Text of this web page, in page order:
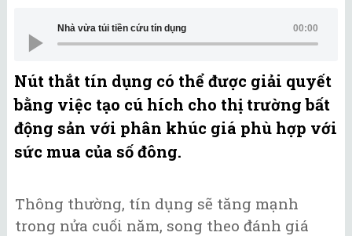
00:00
Nhà vừa túi tiền cứu tín dụng
Nút thắt tín dụng có thể được giải quyết
bằng việc tạo cú hích cho thị trường bất
động sản với phân khúc giá phù hợp với
sức mua của số đông.
Thông thường, tín dụng sẽ tăng mạnh
trong nửa cuối năm, song theo đánh giá